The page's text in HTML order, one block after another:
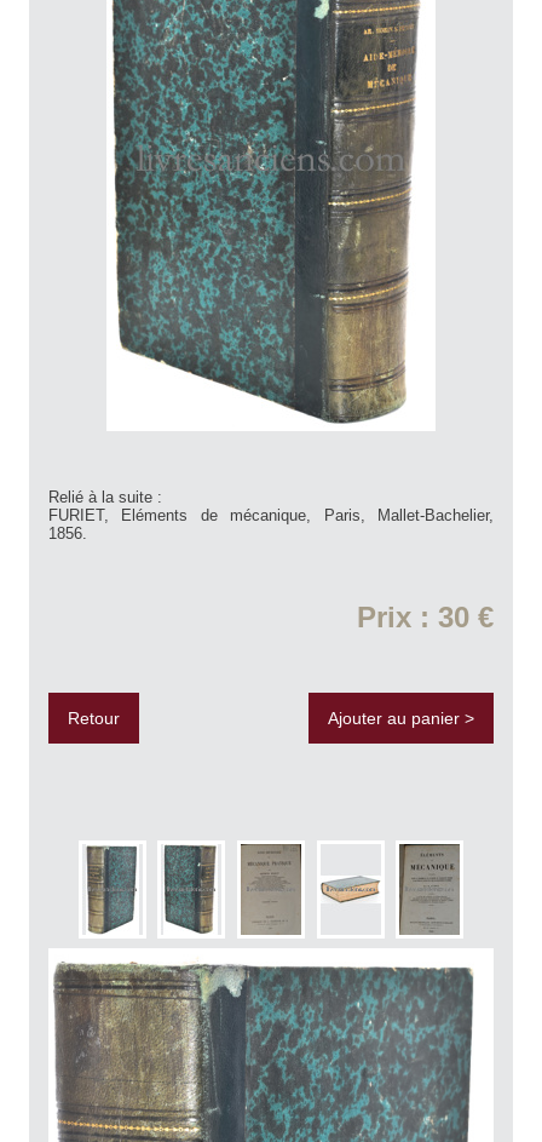
Relié à la suite :
FURIET, Eléments de mécanique, Paris, Mallet-Bachelier,
1856.
Prix : 30 €
Retour Ajouter au panier >